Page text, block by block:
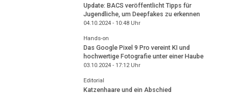
Update: BACS veröffentlicht Tipps für
Jugendliche, um Deepfakes zu erkennen
04.10.2024 - 10:48Uhr
Hands-on
Das Google Pixel 9 Pro vereint KI und
hochwertige Fotografie unter einer Haube
03.10.2024 - 17:12Uhr
Editorial
Katzenhaare und ein Abschied